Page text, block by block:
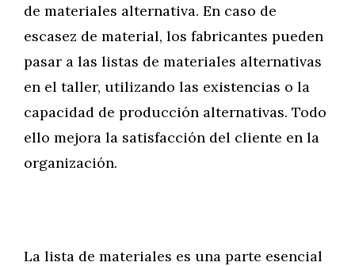
de materiales alternativa. En caso de
escasez de material, los fabricantes pueden
pasar a las listas de materiales alternativas
en el taller, utilizando las existencias o la
capacidad de producción alternativas. Todo
ello mejora la satisfacción del cliente en la
organización.
La lista de materiales es una parte esencial